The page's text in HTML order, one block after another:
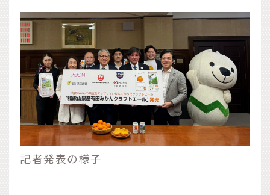
記者発表の様子